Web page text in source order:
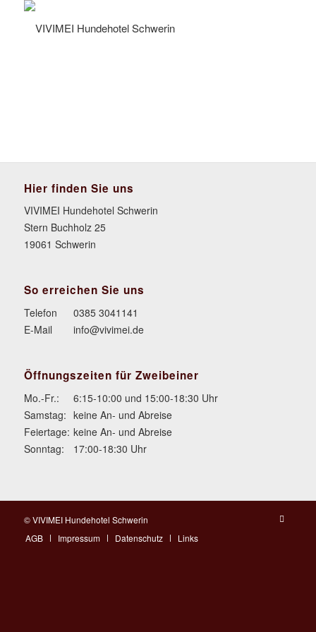
Hier finden Sie uns
VIVIMEI Hundehotel Schwerin
Stern Buchholz 25
19061 Schwerin
So erreichen Sie uns
Telefon
0385 3041141
E-Mail
info@vivimei.de
Öffnungszeiten für Zweibeiner
Mo.-Fr.:
6:15-10:00 und 15:00-18:30 Uhr
Samstag: keine An- und Abreise
Feiertage: keine An- und Abreise
Sonntag:
17:00-18:30 Uhr
© VIVIMEI Hundehotel Schwerin
AGB
Impressum Datenschutz Links